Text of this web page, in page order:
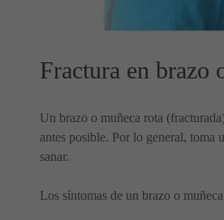
Fractura en brazo
Un brazo o muñeca rota
antes posible. Por lo general, toma
sanar.
Los síntomas de un brazo o